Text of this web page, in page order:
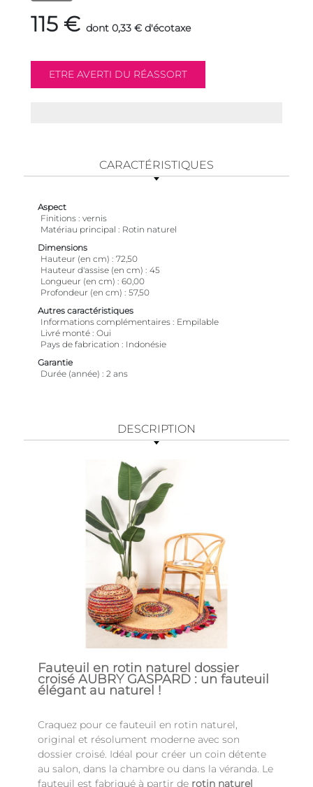
115 € dont 0,33 € d'écotaxe
CARACTÉRISTIQUES
Aspect
Finitions vernis
Matériau principal
Rotin naturel
Dimensions
Hauteur (en cm)
72,50
Hauteur d'assise (en cm)
45
Longueur (en cm)
60,00
Profondeur (en cm)
57,50
Autres caractéristiques
Informations complémentaires
Empilable
Livré monté Oui
Pays de fabrication
Indonésie
Garantie
Durée (année)
2 ans
DESCRIPTION
Fauteuil en rotin naturel dossier
croisé AUBRY GASPARD : un fauteuil
élégant au naturel !
Craquez pour ce fauteuil en rotin naturel,
original et résolument moderne avec son
dossier croisé. Idéal pour créer un coin détente
au salon, dans la chambre ou dans la véranda. Le
fauteuil est fabriqué à partir de rotin naturel